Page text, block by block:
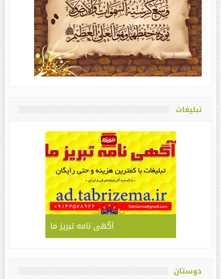
تبلیغات
آگهی نامه تبریز ما
دوستان